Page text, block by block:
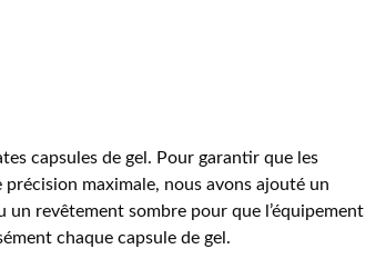
capsules de gel. Pour garantir que les
précision maximale, nous avons ajouté un
un revêtement sombre pour que l’équipement
chaque capsule de gel.